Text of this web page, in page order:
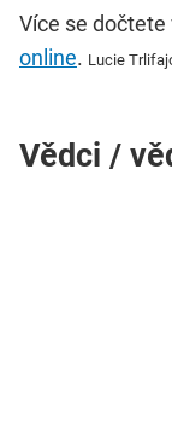
Více se dočtete
online. Lucie
Vědci /